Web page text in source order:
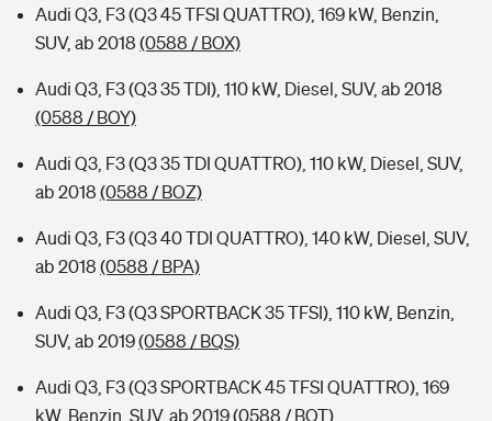
Audi Q3, F3 (Q3 45 TFSI QUATTRO), 169 kW, Benzin,
SUV, ab 2018 (0588 / BOX)
Audi Q3, F3 (Q3 35 TDI), 110 kW, Diesel, SUV, ab 2018
(0588 / BOY)
Audi Q3, F3 (Q3 35 TDI QUATTRO), 110 kW, Diesel, SUV,
ab 2018 (0588 / BOZ)
Audi Q3, F3 (Q3 40 TDI QUATTRO), 140 kW, Diesel, SUV,
ab 2018 (0588 / BPA)
Audi Q3, F3 (Q3 SPORTBACK 35 TFSI), 110 kW, Benzin,
SUV, ab 2019(0588 / BQS)
Audi Q3, F3 (Q3 SPORTBACK 45 TFSI QUATTRO), 169
kW, Benzin, SUV, ab 2019(0588 / BQT)